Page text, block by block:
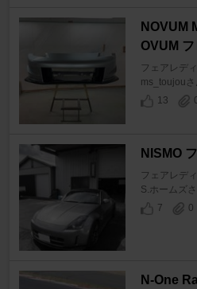
NOVUM
OVUM
フェアレデ
ms_toujouさ
13
NISMO
フェアレデ
S.ホームズ
7
0
N-One